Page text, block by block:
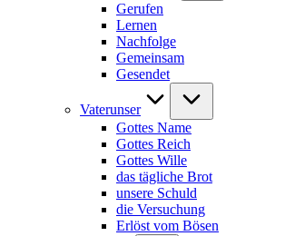
Gerufen
Lernen
Nachfolge
Gemeinsam
Gesendet
Vaterunser
Gottes Name
Gottes Reich
Gottes Wille
das tägliche Brot
unsere Schuld
die Versuchung
Erlöst vom Bösen